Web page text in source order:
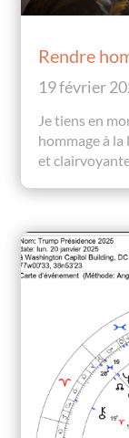
Rendre
19 février
Je tiens en
hommage à
et